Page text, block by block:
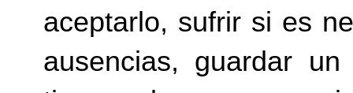
aceptarlo, sufrir si es
ausencias, guardar